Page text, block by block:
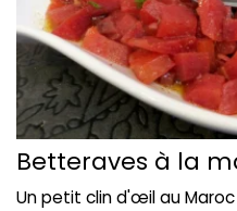
Betteraves à la
Un petit clin d'œil au